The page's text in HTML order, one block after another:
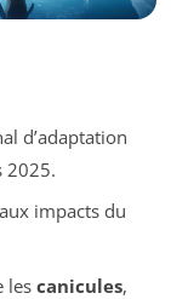
d’adaptation
2025.
impacts du
les canicules,